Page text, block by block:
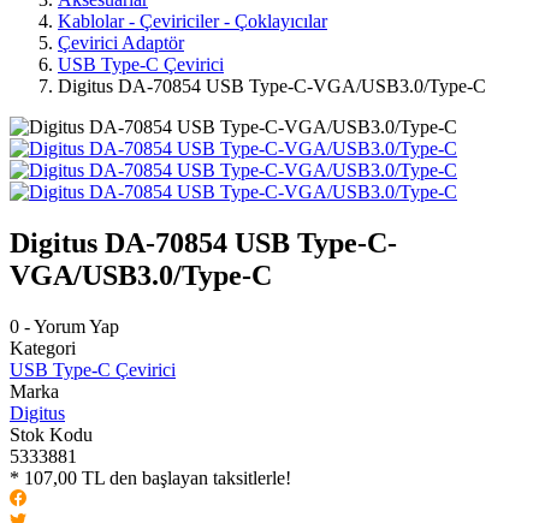
Kablolar - Çeviriciler - Çoklayıcılar
Çevirici Adaptör
USB Type-C Çevirici
Digitus DA-70854 USB Type-C-VGA/USB3.0/Type-C
Digitus DA-70854 USB Type-C-
VGA/USB3.0/Type-C
0 - Yorum Yap
Kategori
USB Type-C Çevirici
Marka
Digitus
Stok Kodu
5333881
* 107,00 TL den başlayan taksitlerle!